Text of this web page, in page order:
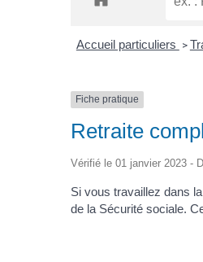
Accueil particuliers >
Fiche pratique
Retraite
Vérifié le 01 janvier 2023 -
Si vous travaillez dans
de la Sécurité sociale.